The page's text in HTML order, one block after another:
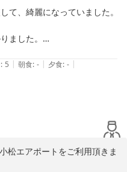
き、重ねて御礼申し上げま
おります。
小松エアポート
て、綺麗になっていました。
ました。
の水は置いてありません。
。
私のような熱いお風呂が好き
れなかったと言ってました。子
の印象も良かったので、小松に
ます。
: 5 | 朝食: - | 夕食: - |
松エアポートをご利用頂きま